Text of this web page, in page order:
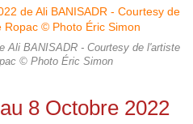
Ali BANISADR - Courtesy de l'artiste
© Photo Éric Simon
8 Octobre 2022